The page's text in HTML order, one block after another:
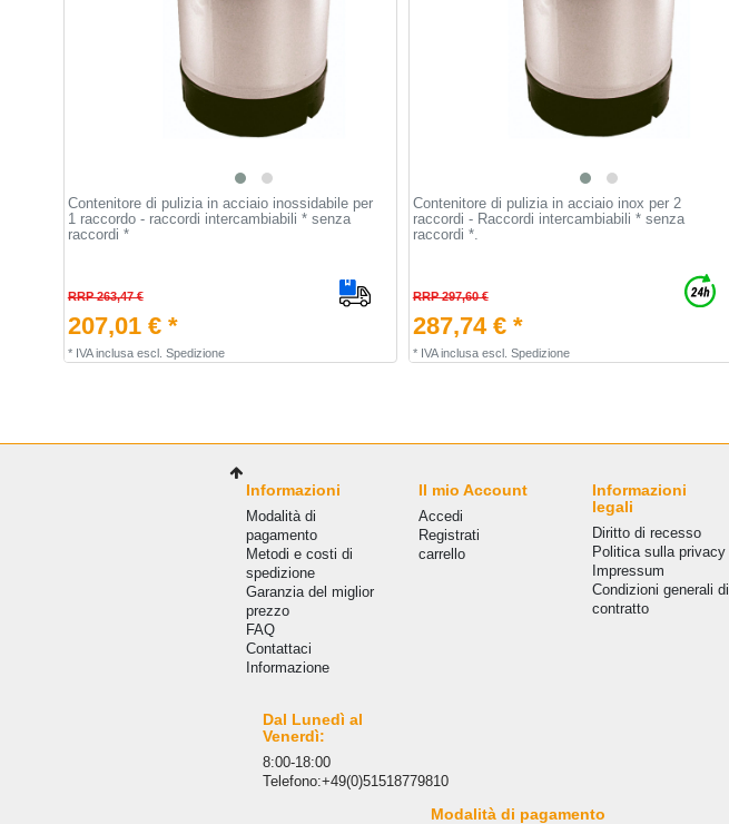
Contenitore di pulizia in acciaio inossidabile per
1 raccordo - raccordi intercambiabili * senza
raccordi *
RRP 263,47 €
207,01 € *
* IVA inclusaescl. Spedizione
Contenitore di pulizia in acciaio inox per 2
raccordi - Raccordi intercambiabili * senza
raccordi *.
RRP 297,60 €
287,74 € *
* IVA inclusaescl. Spedizione
Informazioni
Modalità di
pagamento
Metodi e costi di
spedizione
Garanzia del miglior
prezzo
FAQ
Сontattaci
Informazione
Il mio Account
Accedi
Registrati
carrello
Informazioni
legali
Diritto di recesso
Politica sulla privacy
Impressum
Condizioni generali di
contratto
Dal Lunedì al
Venerdì:
8:00-18:00
Telefono:+49(0)51518779810
Modalità di pagamento